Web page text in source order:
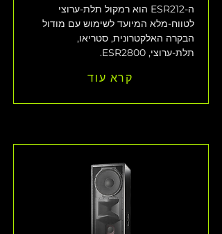
ה-ESR212 הוא רמקול תלת-ערוצי
לטווח-מלא המיועד לשימוש עם מודול
הבקרה האלקטרונית, סטריאו,
תלת-ערוצי, ESR2800.
קרא עוד